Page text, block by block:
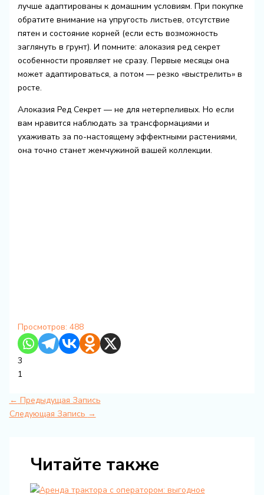
лучше адаптированы к домашним условиям. При покупке
обратите внимание на упругость листьев, отсутствие
пятен и состояние корней (если есть возможность
заглянуть в грунт). И помните: алоказия ред секрет
особенности проявляет не сразу. Первые месяцы она
может адаптироваться, а потом — резко «выстрелить» в
росте.
Алоказия Ред Секрет — не для нетерпеливых. Но если
вам нравится наблюдать за трансформациями и
ухаживать за по-настоящему эффектными растениями,
она точно станет жемчужиной вашей коллекции.
Просмотров: 488
3
1
← Предыдущая Запись
Следующая Запись →
Читайте также